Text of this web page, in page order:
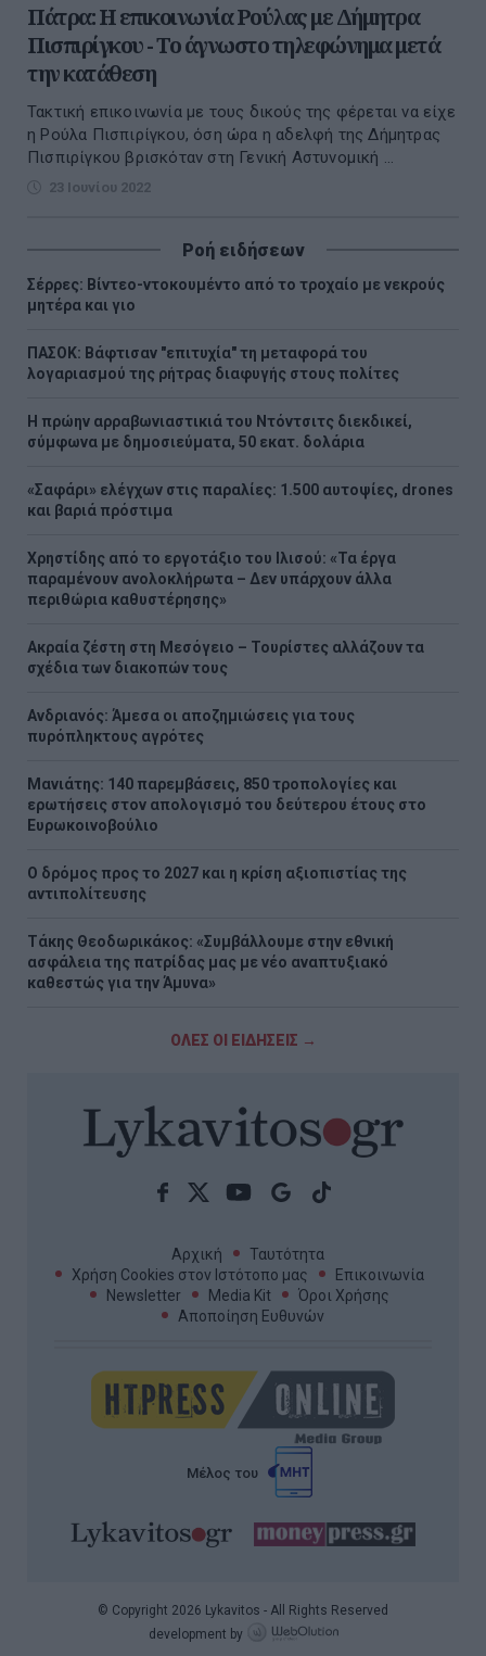
Πάτρα: H επικοινωνία Ρούλας με Δήμητρα
Πισπιρίγκου - Το άγνωστο τηλεφώνημα μετά
την κατάθεση
Τακτική επικοινωνία με τους δικούς της φέρεται να είχε
η Ρούλα Πισπιρίγκου, όση ώρα η αδελφή της Δήμητρας
Πισπιρίγκου βρισκόταν στη Γενική Αστυνομική ...
23 Ιουνίου 2022
Ροή ειδήσεων
Σέρρες: Βίντεο-ντοκουμέντο από το τροχαίο με νεκρούς
μητέρα και γιο
ΠΑΣΟΚ: Βάφτισαν "επιτυχία" τη μεταφορά του
λογαριασμού της ρήτρας διαφυγής στους πολίτες
Η πρώην αρραβωνιαστικιά του Ντόντσιτς διεκδικεί,
σύμφωνα με δημοσιεύματα, 50 εκατ. δολάρια
«Σαφάρι» ελέγχων στις παραλίες: 1.500 αυτοψίες, drones
και βαριά πρόστιμα
Χρηστίδης από το εργοτάξιο του Ιλισού: «Τα έργα
παραμένουν ανολοκλήρωτα – Δεν υπάρχουν άλλα
περιθώρια καθυστέρησης»
Ακραία ζέστη στη Μεσόγειο – Τουρίστες αλλάζουν τα
σχέδια των διακοπών τους
Ανδριανός: Άμεσα οι αποζημιώσεις για τους
πυρόπληκτους αγρότες
Μανιάτης: 140 παρεμβάσεις, 850 τροπολογίες και
ερωτήσεις στον απολογισμό του δεύτερου έτους στο
Ευρωκοινοβούλιο
Ο δρόμος προς το 2027 και η κρίση αξιοπιστίας της
αντιπολίτευσης
Τάκης Θεοδωρικάκος: «Συμβάλλουμε στην εθνική
ασφάλεια της πατρίδας μας με νέο αναπτυξιακό
καθεστώς για την Άμυνα»
ΟΛΕΣ ΟΙ ΕΙΔΗΣΕΙΣ →
Αρχική
Ταυτότητα
Χρήση Cookies στον Ιστότοπο μας
Επικοινωνία
Newsletter
Media Kit
Όροι Χρήσης
Αποποίηση Ευθυνών
Μέλος του
© Copyright 2026 Lykavitos - All Rights Reserved
development by